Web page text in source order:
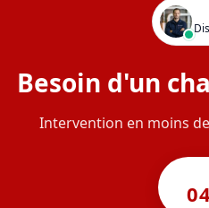
Besoin d'un
Intervention en moins